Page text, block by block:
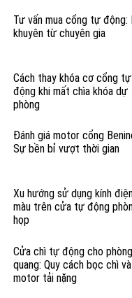
Tư vấn mua cổng tự động:
khuyên từ chuyên gia
Cách thay khóa cơ cổng tự
động khi mất chìa khóa dự
phòng
Đánh giá motor cổng
Sự bền bỉ vượt thời gian
Xu hướng sử dụng kính
màu trên cửa tự động
họp
Cửa chì tự động cho
quang: Quy cách bọc chì và
motor tải nặng